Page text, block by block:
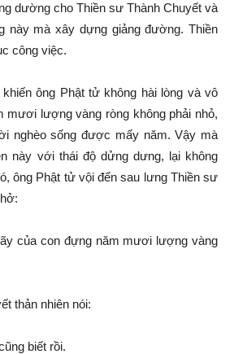
dường cho Thiền sư Thành Chuyết và
này mà xây dựng giảng đường. Thiền
công việc.
ông Phật tử không hài lòng và vô
mươi lượng vàng ròng không phải nhỏ,
nghèo sống được mấy năm. Vậy mà
này với thái độ dửng dưng, lại không
ông Phật tử vội đến sau lưng Thiền sư
của con đựng năm mươi lượng vàng
thản nhiên nói:
biết rồi.